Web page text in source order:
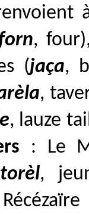
,
(jaça,
,
, lauze
: Le
,